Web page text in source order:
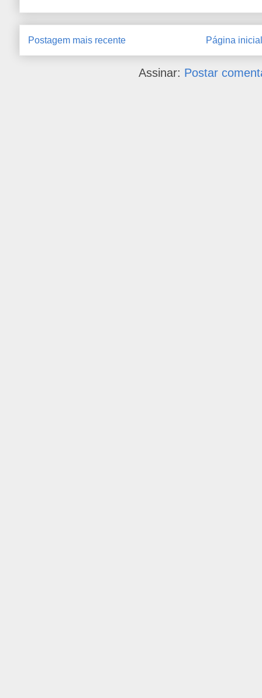
Postagem mais recente Página inicial
Assinar: Postar